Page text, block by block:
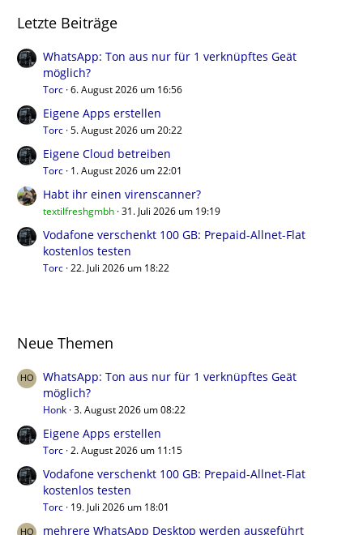
Letzte Beiträge
WhatsApp: Ton aus nur für 1 verknüpftes Geät
möglich?
Torc 6. August 2026 um 16:56
Eigene Apps erstellen
Torc 5. August 2026 um 20:22
Eigene Cloud betreiben
Torc 1. August 2026 um 22:01
Habt ihr einen virenscanner?
textilfreshgmbh 31. Juli 2026 um 19:19
Vodafone verschenkt 100 GB: Prepaid-Allnet-Flat
kostenlos testen
Torc 22. Juli 2026 um 18:22
Neue Themen
WhatsApp: Ton aus nur für 1 verknüpftes Geät
möglich?
Honk 3. August 2026 um 08:22
Eigene Apps erstellen
Torc 2. August 2026 um 11:15
Vodafone verschenkt 100 GB: Prepaid-Allnet-Flat
kostenlos testen
Torc 19. Juli 2026 um 18:01
mehrere WhatsApp Desktop werden ausgeführt